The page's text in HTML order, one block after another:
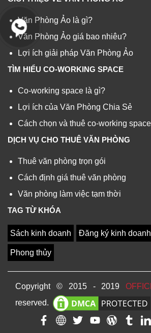
Văn Phòng Ảo là gì?
Văn Phòng Ảo giá bao nhiêu?
Lợi ích giải pháp Văn Phòng Ảo
TÌM HIỂU CO-WORKING SPACE
Co-working space là gì?
Lợi ích của Văn Phòng Chia Sẻ
Cách chọn và thuê co-working space
DỊCH VỤ CHO THUÊ VĂN PHÒNG
Thuê văn phòng trọn gói
Cách định giá thuê văn phòng
Văn phòng làm việc tạm thời
TAG TỪ KHÓA
Sách kinh doanh Đăng ký kinh doanh
Phong thủy
Copyright © 2015 - 2019
reserved.